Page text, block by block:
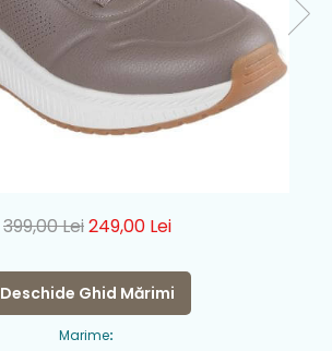
399,00 Lei249,00 Lei
Deschide Ghid Mărimi
Marime: